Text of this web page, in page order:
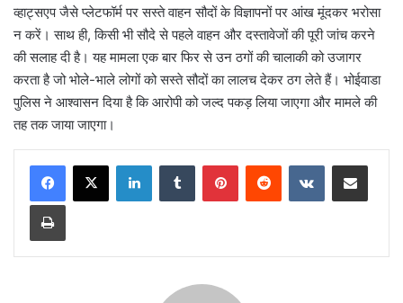
व्हाट्सएप जैसे प्लेटफॉर्म पर सस्ते वाहन सौदों के विज्ञापनों पर आंख मूंदकर भरोसा
न करें। साथ ही, किसी भी सौदे से पहले वाहन और दस्तावेजों की पूरी जांच करने
की सलाह दी है। यह मामला एक बार फिर से उन ठगों की चालाकी को उजागर
करता है जो भोले-भाले लोगों को सस्ते सौदों का लालच देकर ठग लेते हैं। भोईवाडा
पुलिस ने आश्वासन दिया है कि आरोपी को जल्द पकड़ लिया जाएगा और मामले की
तह तक जाया जाएगा।